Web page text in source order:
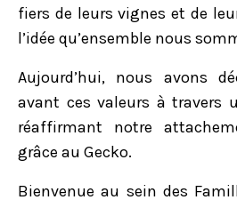
fiers de leurs vignes et de
l’idée qu’ensemble nous
Aujourd’hui, nous avons
avant ces valeurs à travers
réaffirmant notre
grâce au Gecko.
Bienvenue au sein des